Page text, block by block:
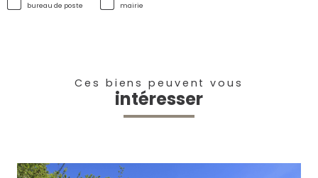
bureau de poste mairie
Ces biens peuvent vous
intéresser